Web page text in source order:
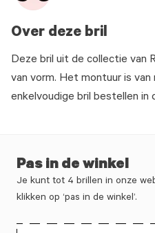
Over deze bril
Deze bril uit de collectie van
van vorm. Het montuur is
enkelvoudige bril bestellen
Pas in de winkel
Je kunt tot 4 brillen in onze
klikken op ‘pas in de winkel’.